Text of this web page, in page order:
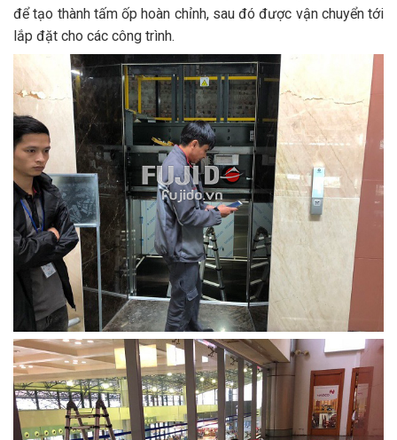
để tạo thành tấm ốp hoàn chỉnh, sau đó được vận chuyển tới
lắp đặt cho các công trình.